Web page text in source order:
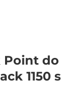
Point do
1150